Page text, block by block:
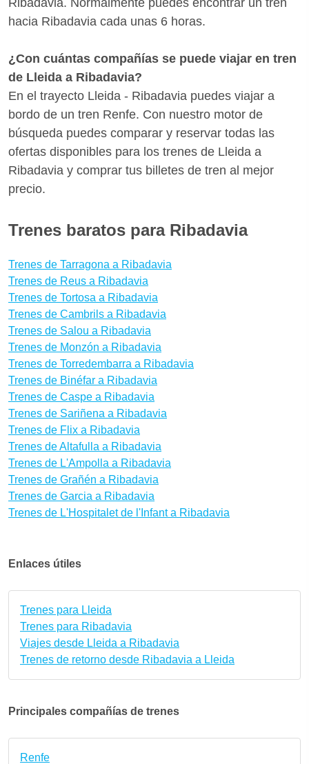
hacia Ribadavia cada unas 6 horas.
¿Con cuántas compañías se puede viajar en tren
de Lleida a Ribadavia?
En el trayecto Lleida - Ribadavia puedes viajar a
bordo de un tren Renfe. Con nuestro motor de
búsqueda puedes comparar y reservar todas las
ofertas disponibles para los trenes de Lleida a
Ribadavia y comprar tus billetes de tren al mejor
precio.
Trenes baratos para Ribadavia
Trenes de Tarragona a Ribadavia
Trenes de Reus a Ribadavia
Trenes de Tortosa a Ribadavia
Trenes de Cambrils a Ribadavia
Trenes de Salou a Ribadavia
Trenes de Monzón a Ribadavia
Trenes de Torredembarra a Ribadavia
Trenes de Binéfar a Ribadavia
Trenes de Caspe a Ribadavia
Trenes de Sariñena a Ribadavia
Trenes de Flix a Ribadavia
Trenes de Altafulla a Ribadavia
Trenes de L'Ampolla a Ribadavia
Trenes de Grañén a Ribadavia
Trenes de Garcia a Ribadavia
Trenes de L'Hospitalet de l'Infant a Ribadavia
Enlaces útiles
Trenes para Lleida
Trenes para Ribadavia
Viajes desde Lleida a Ribadavia
Trenes de retorno desde Ribadavia a Lleida
Principales compañías de trenes
Renfe